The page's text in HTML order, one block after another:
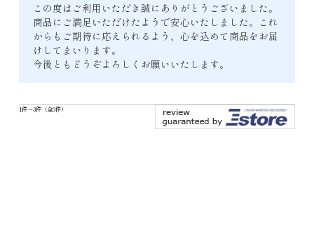
この度はご利用いただき誠にありがとうございました。
商品にご満足いただけたようで安心いたしました。これ
からもご期待に応えられるよう、心を込めて商品をお届
けしてまいります。
今後ともどうぞよろしくお願いいたします。
1件～3件（全3件）